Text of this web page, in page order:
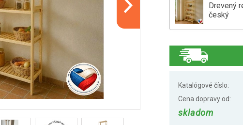
Drevený
český
Drevený
Katalógové číslo:
Cena dopravy od:
skladom